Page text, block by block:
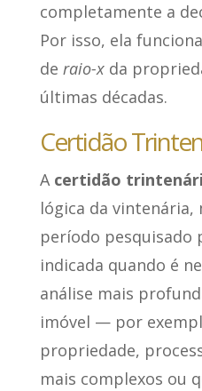
completamente a
Por isso, ela
de raio-xda
últimas décadas.
Certidão
A certidão
lógica da vintenária,
período pesquisado
indicada quando é
análise mais
imóvel — por
propriedade,
mais complexos ou